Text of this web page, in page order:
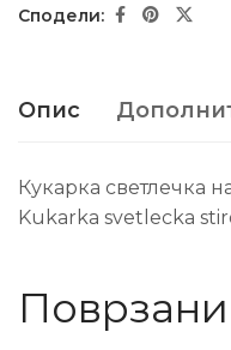
Опис
Кукарка светлечка
Kukarka svetlecka